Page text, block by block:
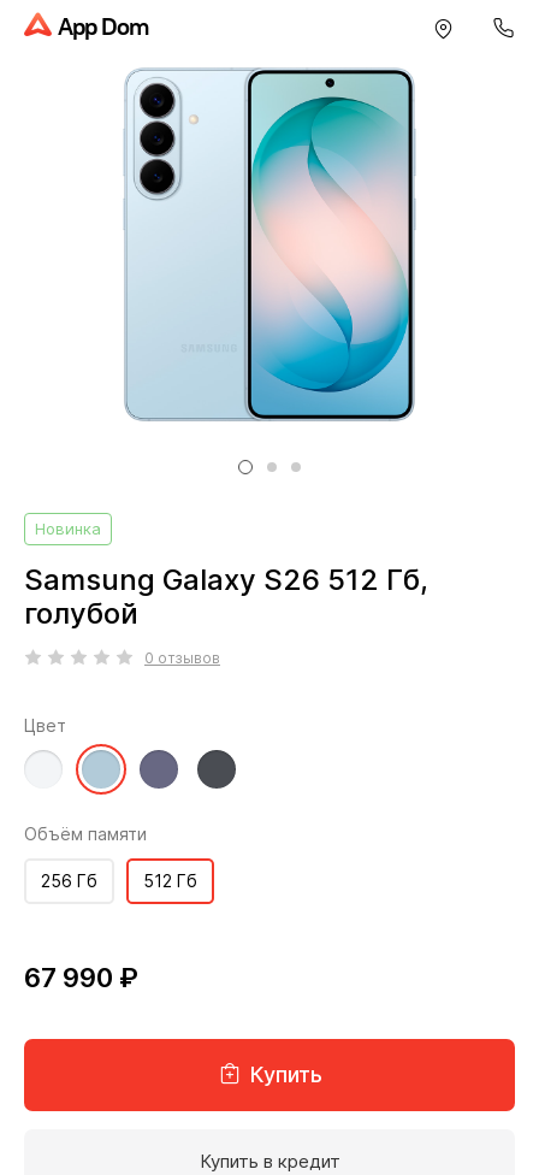
App Dom
Новинка
Samsung Galaxy S26 512 Гб,
голубой
0 отзывов
Цвет
Объём памяти
512 Гб
256 Гб
67 990 ₽
Купить
Купить в кредит